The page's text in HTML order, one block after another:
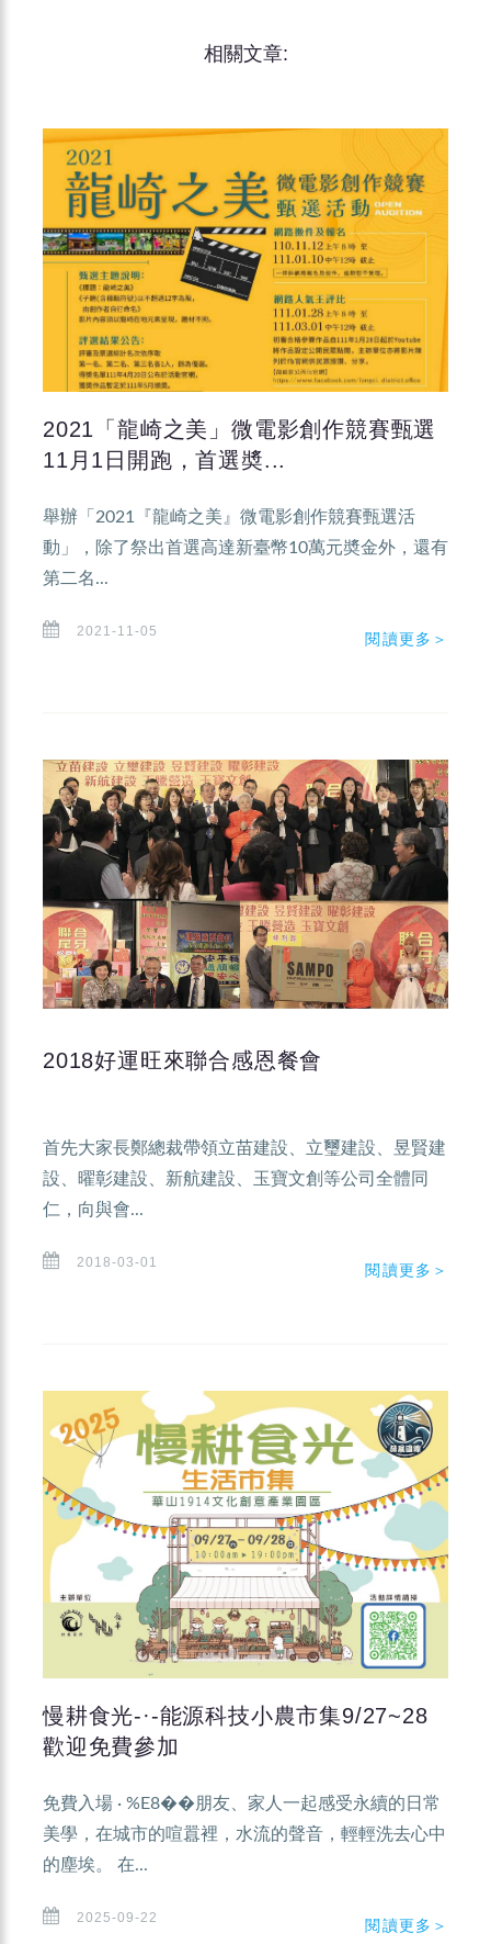
相關文章:
2021「龍崎之美」微電影創作競賽甄選
11月1日開跑，首選奬...
舉辦「2021『龍崎之美』微電影創作競賽甄選活
動」，除了祭出首選高達新臺幣10萬元奬金外，還有
第二名...
2021-11-05 閱讀更多＞
2018好運旺來聯合感恩餐會
首先大家長鄭總裁帶領立苗建設、立璽建設、昱賢建
設、曜彰建設、新航建設、玉寶文創等公司全體同
仁，向與會...
2018-03-01 閱讀更多＞
慢耕食光-·-能源科技小農市集9/27~28
歡迎免費參加
免費入場 · %E8��朋友、家人一起感受永續的日常
美學，在城市的喧囂裡，水流的聲音，輕輕洗去心中
的塵埃。 在...
2025-09-22 閱讀更多＞